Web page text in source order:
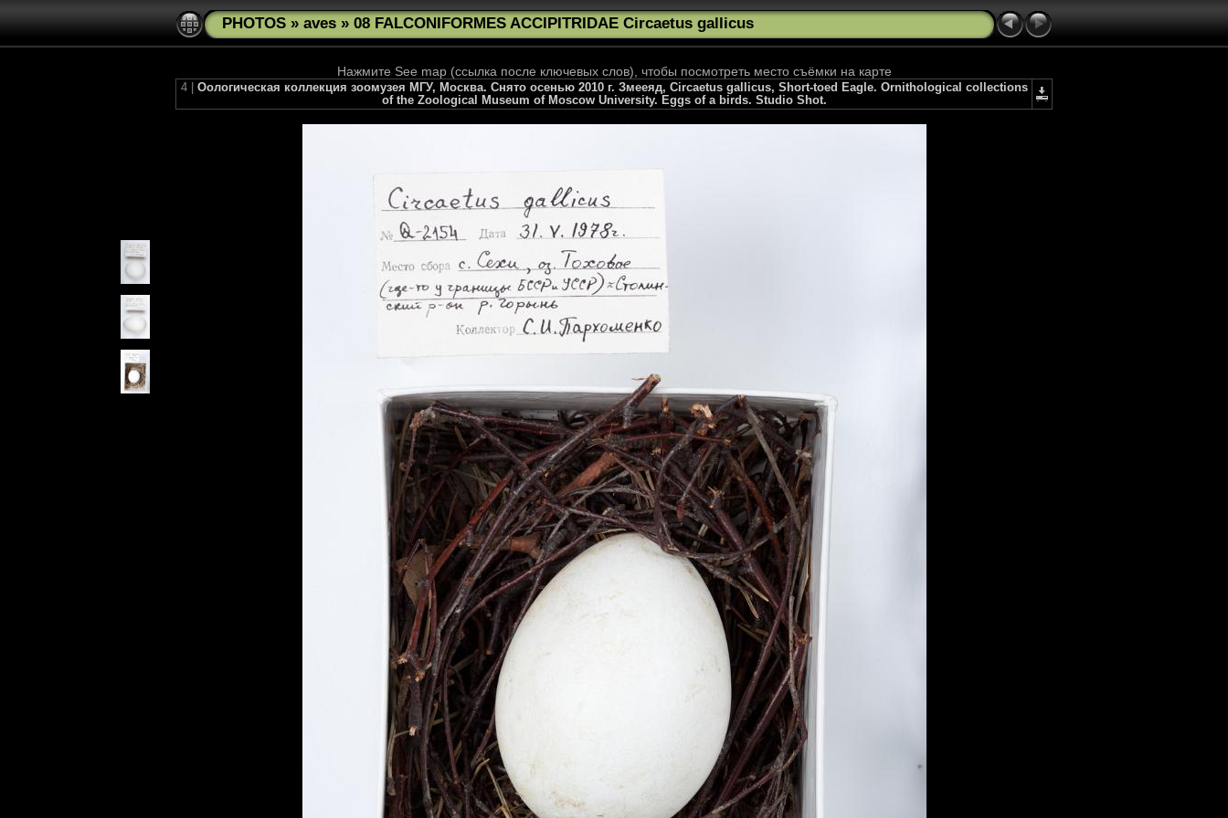
PHOTOS » aves » 08 FALCONIFORMES ACCIPITRIDAE Circaetus gallicus
Нажмите See map (ссылка после ключевых слов), чтобы посмотреть место съёмки на карте
4 | Оологическая коллекция зоомузея МГУ, Москва. Снято осенью 2010 г. Змееяд, Circaetus gallicus, Short-toed Eagle. Ornithological collections
of the Zoological Museum of Moscow University. Eggs of a birds. Studio Shot.